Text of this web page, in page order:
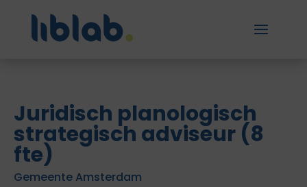
Juridisch planologisch
strategisch adviseur (8
fte)
Gemeente Amsterdam